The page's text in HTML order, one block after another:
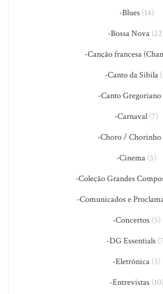
-Blues(14)
-Bossa Nova
-Canção francesa
-Canto da Sibila
-Canto Gregoriano
-Carnaval (7)
-Choro / Chorinho
-Cinema (5)
-Coleção Grandes
-Comunicados e
-Concertos(5)
-DG Essentials
-Eletrônica (3)
-Entrevistas(10)